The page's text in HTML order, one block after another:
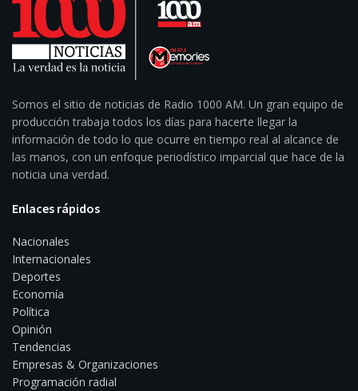
Somos el sitio de noticias de Radio 1000 AM. Un gran equipo de
producción trabaja todos los días para hacerte llegar la
información de todo lo que ocurre en tiempo real al alcance de
las manos, con un enfoque periodístico imparcial que hace de la
noticia una verdad.
Enlaces rápidos
Nacionales
Internacionales
Deportes
Economía
Política
Opinión
Tendencias
Empresas & Organizaciones
Programación radial